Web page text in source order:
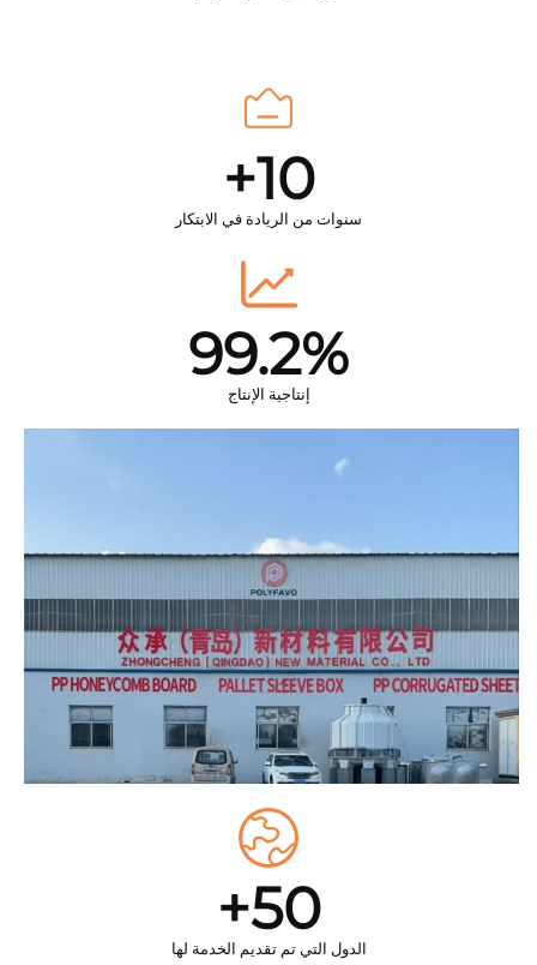
10+
سنوات من الريادة في الابتكار
99.2%
إنتاجية الإنتاج
50+
الدول التي تم تقديم الخدمة لها